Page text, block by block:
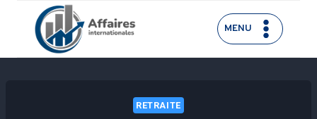
contenu
MENU
RETRAITE